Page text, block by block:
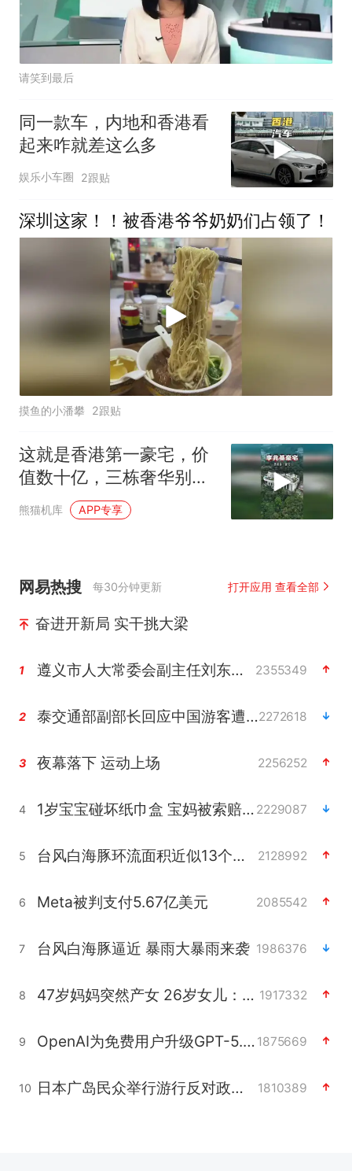
请笑到最后
同一款车，内地和香港看
起来咋就差这么多
娱乐小车圈 2跟贴
深圳这家！！被香港爷爷奶奶们占领了！
摸鱼的小潘攀 2跟贴
这就是香港第一豪宅，价
值数十亿，三栋奢华别墅
一字排开
熊猫机库 APP专享
网易热搜 每30分钟更新 打开应用 查看全部
奋进开新局 实干挑大梁
1 遵义市人大常委会副主任刘东明被查 2355349
2 泰交通部副部长回应中国游客遭歧视2272618
3 夜幕落下 运动上场 2256252
4 1岁宝宝碰坏纸巾盒 宝妈被索赔924元 2229087
5 台风白海豚环流面积近似13个浙江 2128992
6 Meta被判支付5.67亿美元 2085542
7 台风白海豚逼近 暴雨大暴雨来袭 1986376
8 47岁妈妈突然产女 26岁女儿：很震惊 1917332
9 OpenAI为免费用户升级GPT-5.6 Luna 1875669
10 日本广岛民众举行游行反对政府行径 1810389